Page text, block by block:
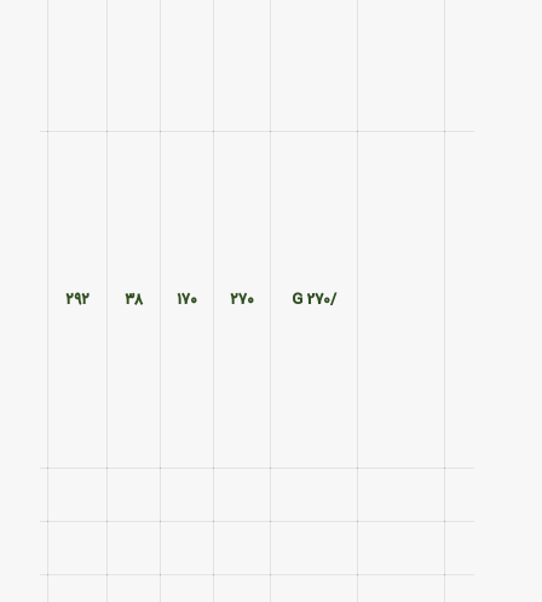
/270 G ۲۷۰ ۱۷۰ ۳۸ ۲۹۲